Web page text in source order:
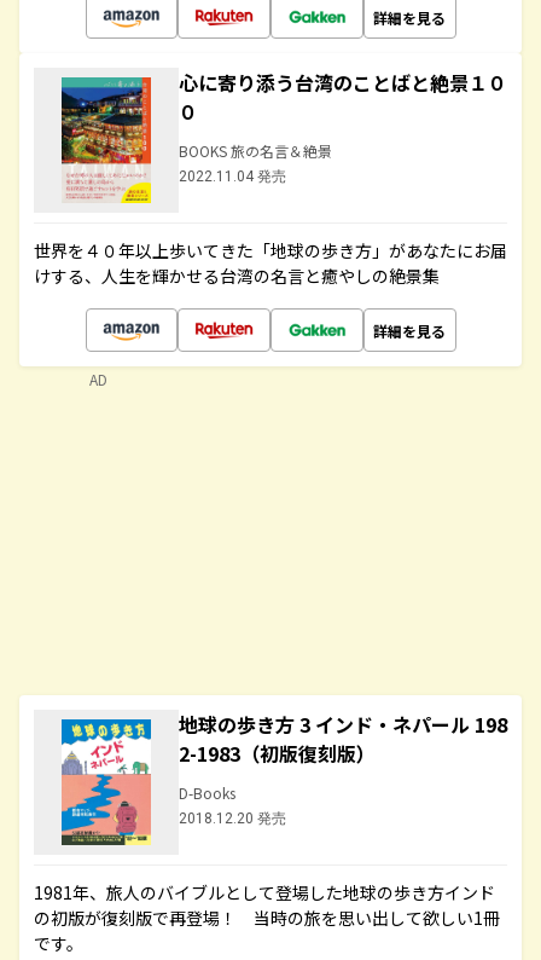
詳細を見る
心に寄り添う台湾のことばと絶景１０
０
BOOKS 旅の名言＆絶景
2022.11.04 発売
世界を４０年以上歩いてきた「地球の歩き方」があなたにお届
けする、人生を輝かせる台湾の名言と癒やしの絶景集
詳細を見る
地球の歩き方 3 インド・ネパール 198
2-1983（初版復刻版）
D-Books
2018.12.20 発売
1981年、旅人のバイブルとして登場した地球の歩き方インド
の初版が復刻版で再登場！ 当時の旅を思い出して欲しい1冊
です。
AD